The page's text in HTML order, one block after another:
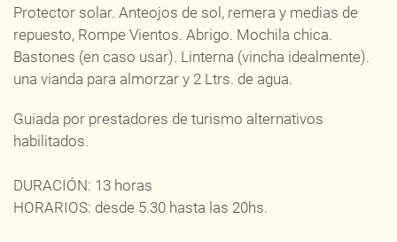
Protector solar. Anteojos de sol, remera y medias de
repuesto, Rompe Vientos. Abrigo. Mochila chica.
Bastones (en caso usar). Linterna (vincha idealmente).
una vianda para almorzar y 2 Ltrs. de agua.
Guiada por prestadores de turismo alternativos
habilitados.
DURACIÓN: 13 horas
HORARIOS: desde 5.30 hasta las 20hs.